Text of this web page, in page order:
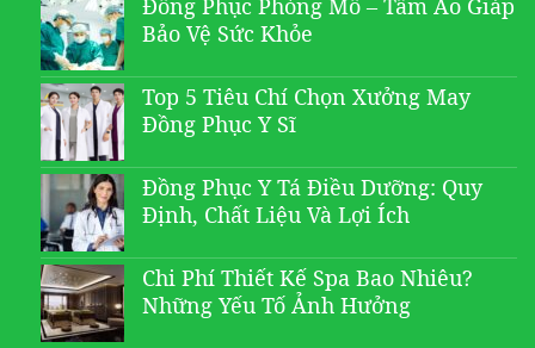
Đồng Phục Phòng Mổ – Tấm Áo Giáp
Bảo Vệ Sức Khỏe
Top 5 Tiêu Chí Chọn Xưởng May
Đồng Phục Y Sĩ
Đồng Phục Y Tá Điều Dưỡng: Quy
Định, Chất Liệu Và Lợi Ích
Chi Phí Thiết Kế Spa Bao Nhiêu?
Những Yếu Tố Ảnh Hưởng